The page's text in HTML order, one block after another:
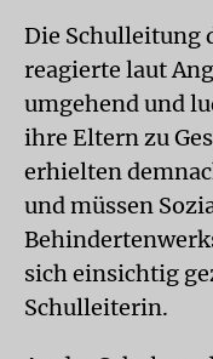
Die Schulleitung
reagierte laut
umgehend und
ihre Eltern zu
erhielten
und müssen
sich einsichtig
Schulleiterin.